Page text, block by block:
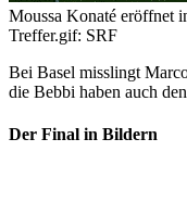
Moussa Konaté eröffnet
Treffer.gif: SRF
Bei Basel misslingt
die Bebbi haben auch
Der Final in Bildern